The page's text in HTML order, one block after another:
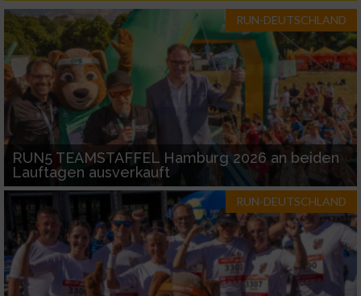
RUN-DEUTSCHLAND
RUN5 TEAMSTAFFEL Hamburg 2026 an beiden
Lauftagen ausverkauft
RUN-DEUTSCHLAND
Notwendig
Performance
Funktional
Werbung